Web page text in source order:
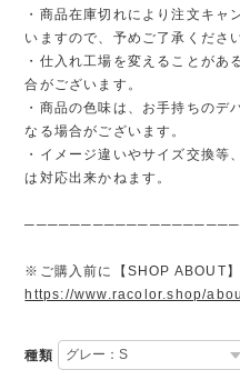
・商品在庫切れにより注文キャ
いますので、予めご了承くださ
・仕入れ工場を変えることがあ
合がございます。
・商品の色味は、お手持ちのデ
なる場合がございます。
・イメージ違いやサイズ交換等
は対応出来かねます。
※ご購入前に【SHOP ABOUT】
https://www.racolor.shop/
種類